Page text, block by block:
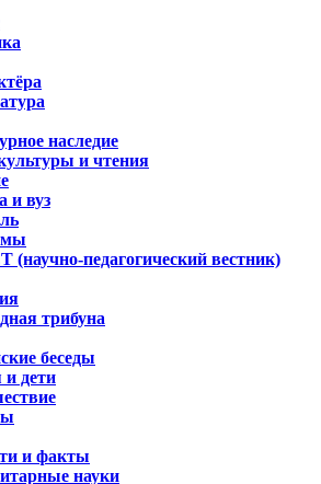
наследие
и чтения
и вуз
педагогический вестник)
трибуна
беседы
дети
и факты
науки